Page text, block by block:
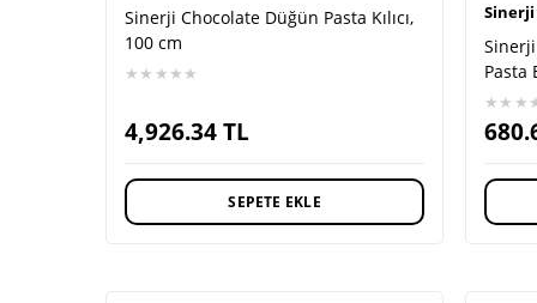
Sinerji Chocolate Düğün Pasta Kılıcı,
100 cm
★★★★★
4,926.34TL
SEPETE EKLE
Sinerji
Pasta